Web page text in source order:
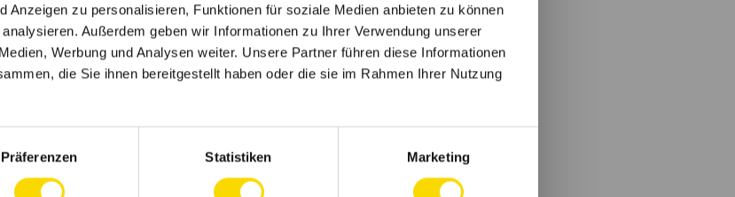
Anzeigen zu personalisieren, Funktionen für soziale Medien anbieten zu können
Außerdem geben wir Informationen zu Ihrer Verwendung unserer
Werbung und Analysen weiter. Unsere Partner führen diese Informationen
die Sie ihnen bereitgestellt haben oder die sie im Rahmen Ihrer Nutzung
Präferenzen Statistiken Marketing
die Trends in der Branche
Projekten, tragen große
um.